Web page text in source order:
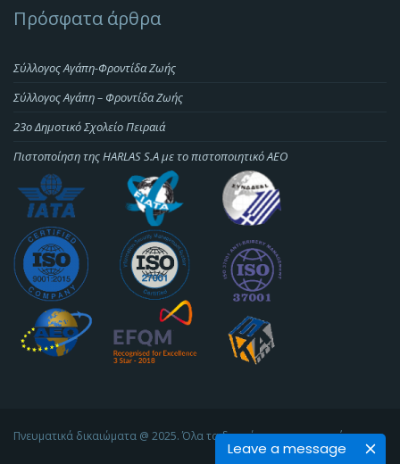
Leave a message
Πρόσφατα άρθρα
Σύλλογος Αγάπη-Φροντίδα Ζωής
Σύλλογος Αγάπη – Φροντίδα Ζωής
23o Δημοτικό Σχολείο Πειραιά
Πιστοποίηση της HARLAS S.A με το πιστοποιητικό ΑΕΟ
Πνευματικά δικαιώματα @ 2025. Όλα τα δικαιώματα προστατεύονται